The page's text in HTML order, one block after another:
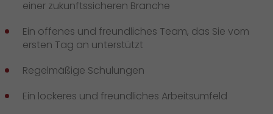
einer zukunftssicheren Branche
Ein offenes und freundliches Team, das Sie vom
ersten Tag an unterstützt
Regelmäßige Schulungen
Ein lockeres und freundliches Arbeitsumfeld